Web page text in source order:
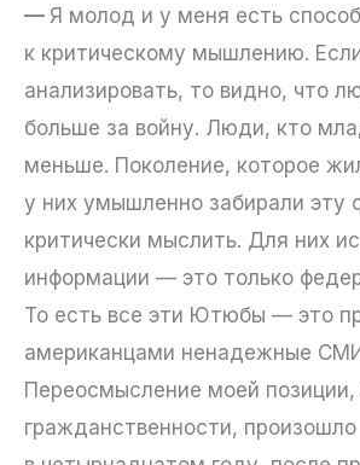
— Я молод и у меня есть
к критическому мышлению.
анализировать, то видно, что
больше за войну. Люди, кто
меньше. Поколение, которое
у них умышленно забирали эту
критически мыслить. Для них
информации — это только
То есть все эти Ютюбы — это
американцами ненадежные
Переосмысление моей
гражданственности, произошло